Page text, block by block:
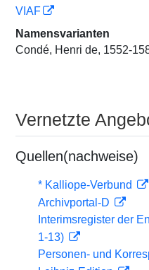
VIAF
Namensvarianten
Condé, Henri de, 1552-
Vernetzte
Quellen(nachweise)
* Kalliope-Verbund
Archivportal-D
Interimsregister der
1-13)
Personen- und